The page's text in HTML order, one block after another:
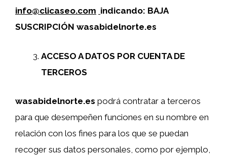
info@clicaseo.com indicando: BAJA
SUSCRIPCIÓN wasabidelnorte.es
ACCESO A DATOS POR CUENTA DE
TERCEROS
wasabidelnorte.es podrá contratar a terceros
para que desempeñen funciones en su nombre en
relación con los fines para los que se puedan
recoger sus datos personales, como por ejemplo,